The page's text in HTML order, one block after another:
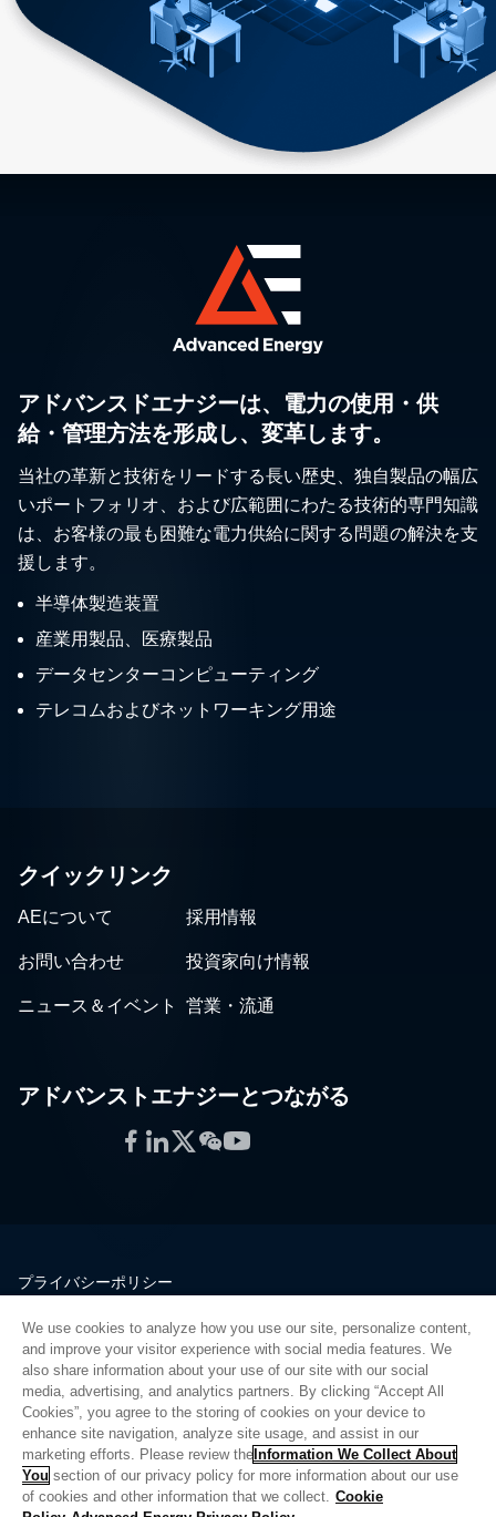
アドバンスドエナジーは、電力の使用・供
給・管理方法を形成し、変革します。
当社の革新と技術をリードする長い歴史、独自製品の幅広
いポートフォリオ、および広範囲にわたる技術的専門知識
は、お客様の最も困難な電力供給に関する問題の解決を支
援します。
半導体製造装置
産業用製品、医療製品
データセンターコンピューティング
テレコムおよびネットワーキング用途
クイックリンク
AEについて 採用情報
お問い合わせ 投資家向け情報
ニュース＆イベント 営業・流通
アドバンストエナジーとつながる
Facebook
LinkedIn
Twitter
WeChat
YouTube
プライバシーポリシー
品質
サイトマップ
サプライヤーポータル
UK Modern Slavery Act
Privacy Preferences
Do Not Sell or Share My Personal Information
We use cookies to analyze how you use our site, personalize content,
and improve your visitor experience with social media features. We
also share information about your use of our site with our social
media, advertising, and analytics partners. By clicking “Accept All
Cookies”, you agree to the storing of cookies on your device to
enhance site navigation, analyze site usage, and assist in our
marketing efforts. Please review the Information We Collect About
You section of our privacy policy for more information about our use
of cookies and other information that we collect. Cookie